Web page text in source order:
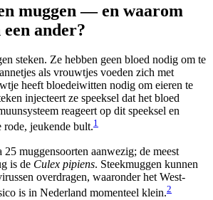
muggen — en waarom
ander?
steken. Ze hebben geen bloed nodig om te
als vrouwtjes voeden zich met
heeft bloedeiwitten nodig om eieren te
injecteert ze speeksel dat het bloed
reageert op dit speeksel en
rode, jeukende bult.1
muggensoorten aanwezig; de meest
is de Culex pipiens. Steekmuggen kunnen
overdragen, waaronder het West-
is in Nederland momenteel klein.2